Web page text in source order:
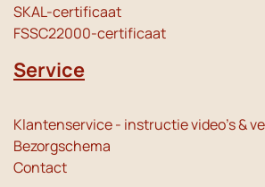
SKAL-certificaat
FSSC22000-certificaat
Service
Klantenservice - instructie video's &
Bezorgschema
Contact